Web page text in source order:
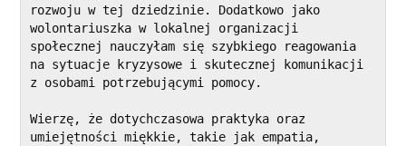
rozwoju w tej dziedzinie. Dodatkowo jako
wolontariuszka w lokalnej organizacji
społecznej nauczyłam się szybkiego reagowania
na sytuacje kryzysowe i skutecznej komunikacji
z osobami potrzebującymi pomocy.
Wierzę, że dotychczasowa praktyka oraz
umiejętności miękkie, takie jak empatia,